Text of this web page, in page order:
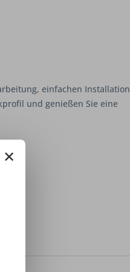
einfachen Installation
und genießen Sie eine
×